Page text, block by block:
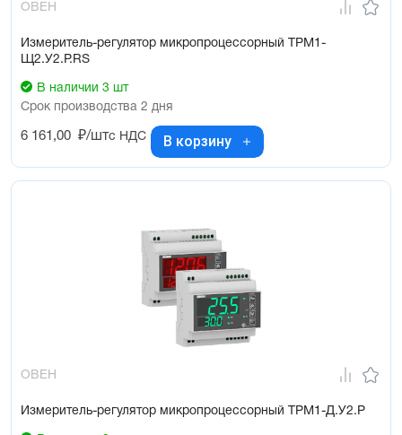
ОВЕН
Измеритель-регулятор микропроцессорный ТРМ1-
Щ2.У2.Р.RS
В наличии 3 шт
Срок производства 2 дня
6 161,00 ₽/штс НДС В корзину
ОВЕН
Измеритель-регулятор микропроцессорный ТРМ1-Д.У2.Р